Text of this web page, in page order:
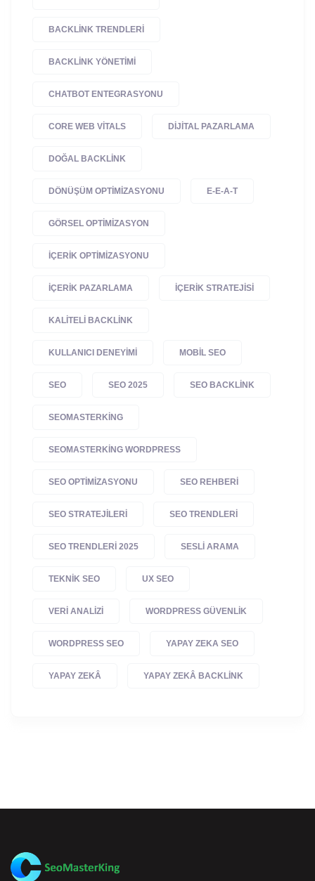
BACKLINK TRENDLERI
BACKLINK YÖNETIMI
CHATBOT ENTEGRASYONU
CORE WEB VITALS DIJITAL PAZARLAMA
DOĞAL BACKLINK
DÖNÜŞÜM OPTIMIZASYONU E-E-A-T
GÖRSEL OPTIMIZASYON
IÇERIK OPTIMIZASYONU
IÇERIK PAZARLAMA IÇERIK STRATEJISI
KALITELI BACKLINK
KULLANICI DENEYIMI MOBIL SEO
SEO SEO 2025 SEO BACKLINK
SEOMASTERKING
SEOMASTERKING WORDPRESS
SEO OPTIMIZASYONU SEO REHBERI
SEO STRATEJILERI SEO TRENDLERI
SEO TRENDLERI 2025 SESLI ARAMA
TEKNIK SEO UX SEO
VERI ANALIZI WORDPRESS GÜVENLIK
WORDPRESS SEO YAPAY ZEKA SEO
YAPAY ZEKÂ YAPAY ZEKÂ BACKLINK